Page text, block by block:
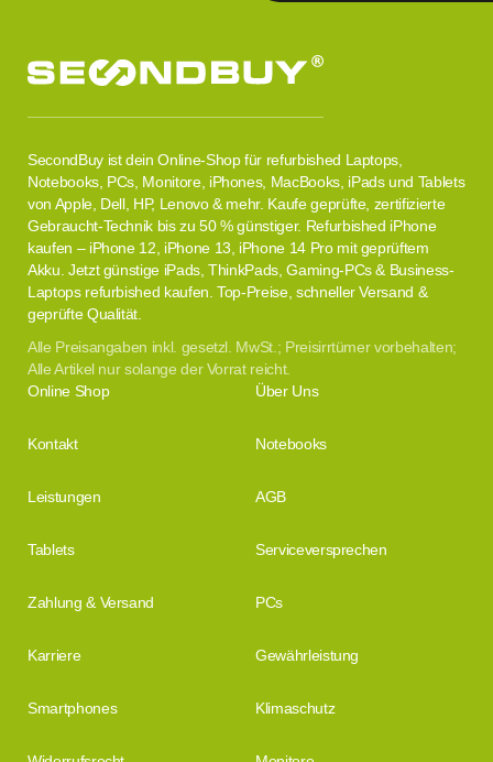
SecondBuy ist dein Online-Shop für refurbished Laptops,
Notebooks, PCs, Monitore, iPhones, MacBooks, iPads und Tablets
von Apple, Dell, HP, Lenovo & mehr. Kaufe geprüfte, zertifizierte
Gebraucht-Technik bis zu 50 % günstiger. Refurbished iPhone
kaufen – iPhone 12, iPhone 13, iPhone 14 Pro mit geprüftem
Akku. Jetzt günstige iPads, ThinkPads, Gaming-PCs & Business-
Laptops refurbished kaufen. Top-Preise, schneller Versand &
geprüfte Qualität.
Alle Preisangaben inkl. gesetzl. MwSt.; Preisirrtümer vorbehalten;
Alle Artikel nur solange der Vorrat reicht.
Online Shop Über Uns
Kontakt Notebooks
Leistungen AGB
Tablets Serviceversprechen
Zahlung & Versand PCs
Karriere Gewährleistung
Smartphones Klimaschutz